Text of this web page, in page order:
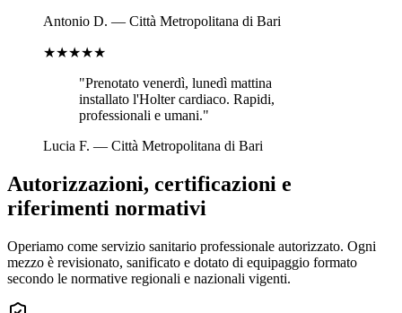
Antonio D. — Città Metropolitana di Bari
★★★★★
"Prenotato venerdì, lunedì mattina
installato l'Holter cardiaco. Rapidi,
professionali e umani."
Lucia F. — Città Metropolitana di Bari
Autorizzazioni, certificazioni e
riferimenti normativi
Operiamo come servizio sanitario professionale autorizzato. Ogni
mezzo è revisionato, sanificato e dotato di equipaggio formato
secondo le normative regionali e nazionali vigenti.